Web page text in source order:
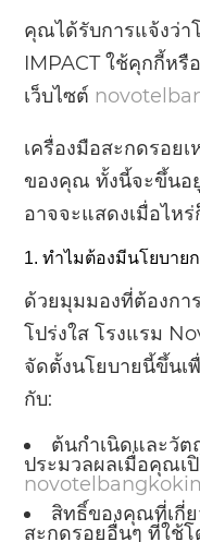
คุณได้รับการแจ้งว่
IMPACT ใช้คุกกี้หรื
เว็บไซต์
เครื่องมือสะกดรอย
ของคุณ ทั้งนี้จะขึ้นอ
อาจจะแสดงเมื่อไห
ทำไมต้องมีนโยบาย
ด้วยมุมมองที่ต้องกา
โปร่งใส โรงแรม
จัดตั้งนโยบายนี้ขึ้นเ
กับ:
ต้นกำเนิดและวั
ประมวลผลเมื่อคุณเ
สิทธิ์ของคุณที่เกี่
สะกดรอยอื่นๆ ที่ใช้